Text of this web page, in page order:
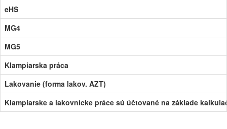
eHS
MG4
MG5
Klampiarska práca
Lakovanie (forma lakov. AZT)
Klampiarske a lakovnícke práce sú účtované na základe